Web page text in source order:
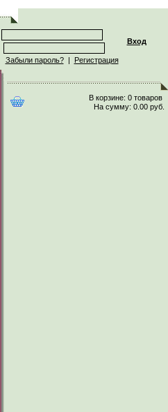
Вход
Забыли пароль?|
Регистрация
В корзине: 0 товаров
На сумму: 0.00 руб.